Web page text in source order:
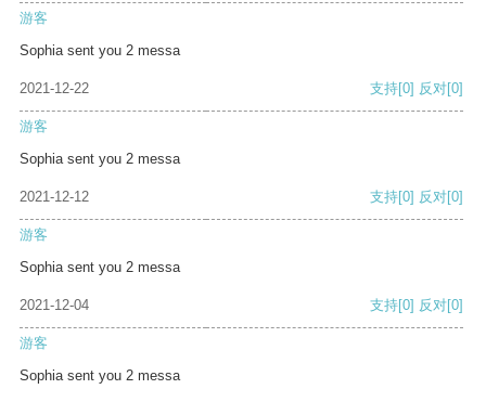
游客
Sophia sent you 2 messa
2021-12-22 支持[0] 反对[0]
游客
Sophia sent you 2 messa
2021-12-12 支持[0] 反对[0]
游客
Sophia sent you 2 messa
2021-12-04 支持[0] 反对[0]
游客
Sophia sent you 2 messa